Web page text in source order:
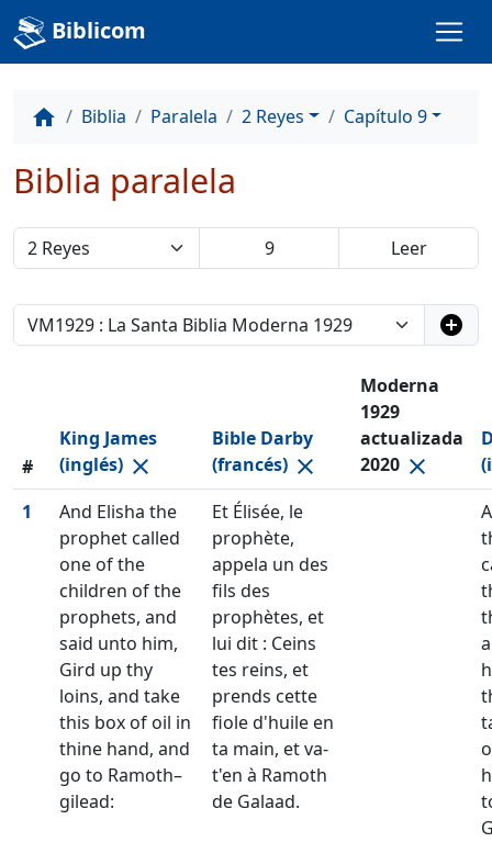
Biblicom
home Biblia Paralela 2 Reyes Capítulo 9
Biblia paralela
add_circle
#
King James
(inglés) close
Bible Darby
(francés) close
Moderna
1929
actualizada
2020 close
1
And Elisha the
prophet called
one of the
children of the
prophets, and
said unto him,
Gird up thy
loins, and take
this box of oil in
thine hand, and
go to Ramoth–
gilead:
Et Élisée, le
prophète,
appela un des
fils des
prophètes, et
lui dit : Ceins
tes reins, et
prends cette
fiole d'huile en
ta main, et va-
t'en à Ramoth
de Galaad.